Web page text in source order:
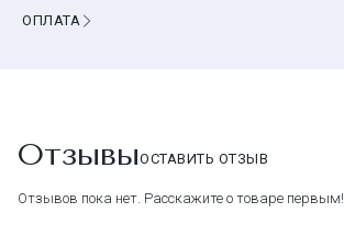
ОПЛАТА
ОтзывыОСТАВИТЬ ОТЗЫВ
Отзывов пока нет. Расскажите о товаре первым!